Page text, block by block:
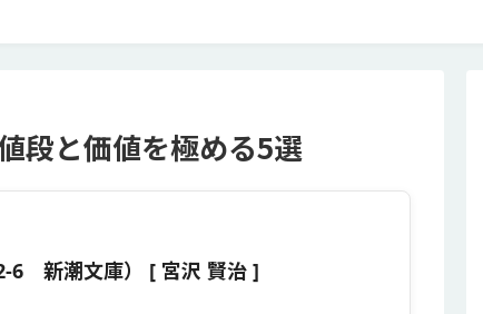
段と価値を極める5選
6 新潮文庫） [ 宮沢 賢治 ]